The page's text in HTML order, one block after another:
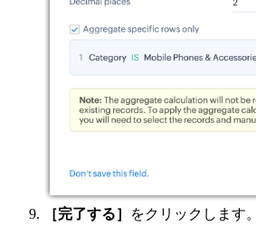
［完了する］ をクリックします。